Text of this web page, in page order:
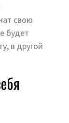
свою
будет
в другой